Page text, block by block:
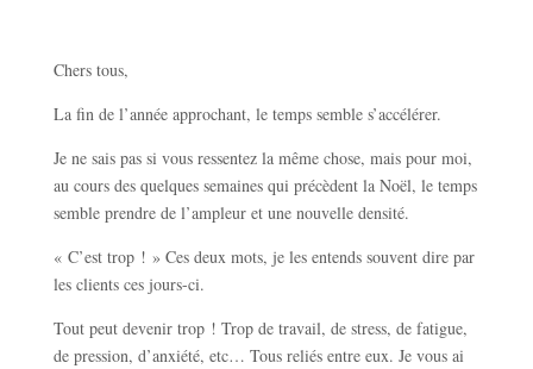
Chers tous,
La fin de l’année approchant, le temps semble s’accélérer.
Je ne sais pas si vous ressentez la même chose, mais pour moi,
au cours des quelques semaines qui précèdent la Noël, le temps
semble prendre de l’ampleur et une nouvelle densité.
« C’est trop ! » Ces deux mots, je les entends souvent dire par
les clients ces jours-ci.
Tout peut devenir trop ! Trop de travail, de stress, de fatigue,
de pression, d’anxiété, etc… Tous reliés entre eux. Je vous ai